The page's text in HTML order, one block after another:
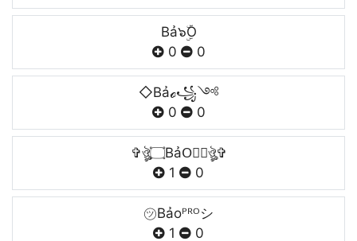
Bả๖ۣۜO
0
0
◇Bảℴ꧁༺
0
0
✞ঔৣ۝BảO⃘۝ঔৣ✞
1
0
㋡Bảoᴾᴿᴼシ
1
0